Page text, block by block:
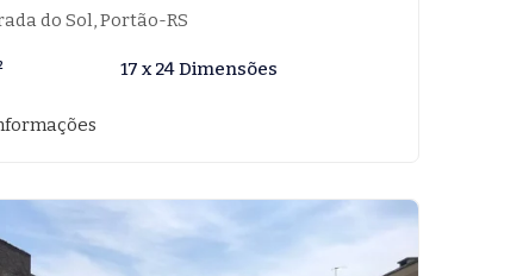
do Sol, Portão-RS
17 x 24 Dimensões